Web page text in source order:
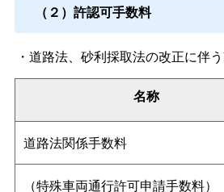
（２）許認可手数料
名称
・道路法、砂利採取法の改正に伴
道路法関係手数料
（特殊車両通行許可申請手数料）